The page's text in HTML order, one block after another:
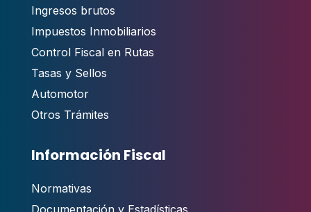
Ingresos brutos
Impuestos Inmobiliarios
Control Fiscal en Rutas
Tasas y Sellos
Automotor
Otros Trámites
Información Fiscal
Normativas
Documentación y Estadísticas